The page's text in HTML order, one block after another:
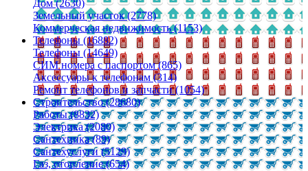
Дом (2630)
Земельный участок (2778)
Коммерческая недвижимость (1153)
Телефоны (16882)
Телефоны (14649)
СИМ номера с паспортом (865)
Аксессуары к телефонам (314)
Ремонт телефонов и запчасти (1054)
Строительство (28680)
Работы (8832)
Электрика (2080)
Сантехника (89)
Сантехуслуги (5129)
Газ, отопление (654)